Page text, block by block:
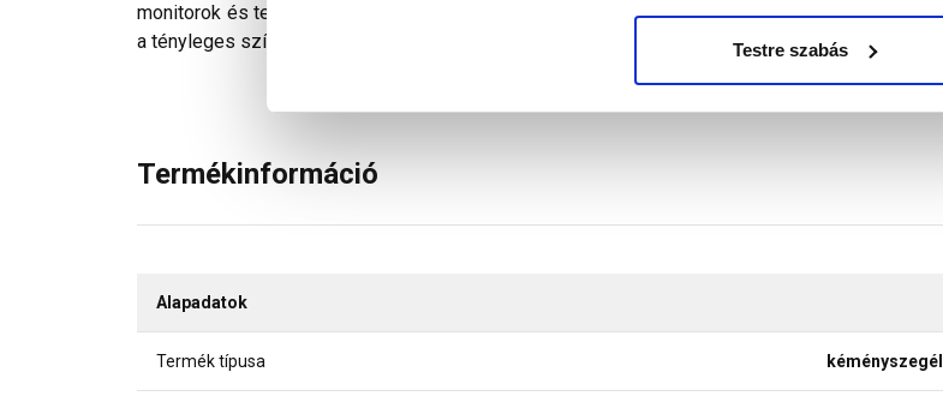
Testre szabás
monitorok és telefonok kijelzőin megjelenő színek a legtöbb esetben nem tükrözik 100%-ban
a tényleges színektől.
Termékinformáció
Alapadatok
Termék típusa